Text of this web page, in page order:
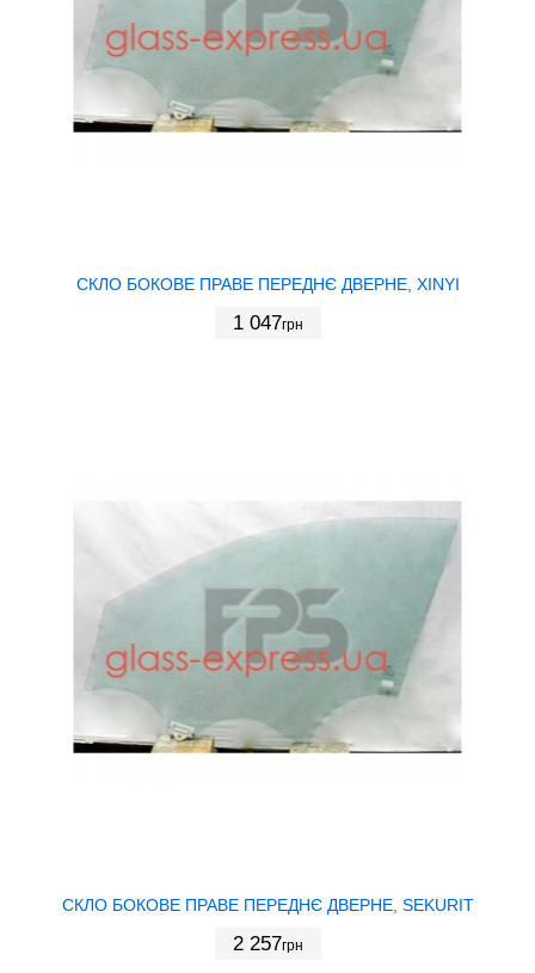
СКЛО БОКОВЕ ПРАВЕ ПЕРЕДНЄ ДВЕРНЕ, XINYI
1 047грн
СКЛО БОКОВЕ ПРАВЕ ПЕРЕДНЄ ДВЕРНЕ, SEKURIT
2 257грн